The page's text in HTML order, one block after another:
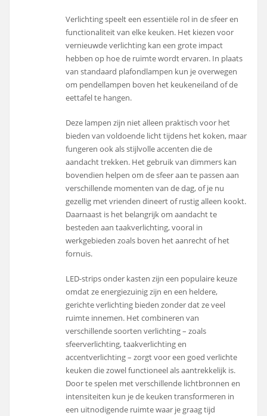
Verlichting speelt een essentiële rol in de sfeer en
functionaliteit van elke keuken. Het kiezen voor
vernieuwde verlichting kan een grote impact
hebben op hoe de ruimte wordt ervaren. In plaats
van standaard plafondlampen kun je overwegen
om pendellampen boven het keukeneiland of de
eettafel te hangen.
Deze lampen zijn niet alleen praktisch voor het
bieden van voldoende licht tijdens het koken, maar
fungeren ook als stijlvolle accenten die de
aandacht trekken. Het gebruik van dimmers kan
bovendien helpen om de sfeer aan te passen aan
verschillende momenten van de dag, of je nu
gezellig met vrienden dineert of rustig alleen kookt.
Daarnaast is het belangrijk om aandacht te
besteden aan taakverlichting, vooral in
werkgebieden zoals boven het aanrecht of het
fornuis.
LED-strips onder kasten zijn een populaire keuze
omdat ze energiezuinig zijn en een heldere,
gerichte verlichting bieden zonder dat ze veel
ruimte innemen. Het combineren van
verschillende soorten verlichting – zoals
sfeerverlichting, taakverlichting en
accentverlichting – zorgt voor een goed verlichte
keuken die zowel functioneel als aantrekkelijk is.
Door te spelen met verschillende lichtbronnen en
intensiteiten kun je de keuken transformeren in
een uitnodigende ruimte waar je graag tijd